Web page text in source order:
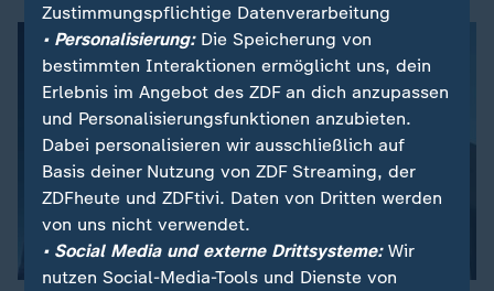
Zustimmungspflichtige Datenverarbeitung
• Personalisierung:Die Speicherung von
bestimmten Interaktionen ermöglicht uns, dein
Erlebnis im Angebot des ZDF an dich anzupassen
und Personalisierungsfunktionen anzubieten.
Dabei personalisieren wir ausschließlich auf
Basis deiner Nutzung von ZDF Streaming, der
ZDFheute und ZDFtivi. Daten von Dritten werden
von uns nicht verwendet.
• Social Media und externe Drittsysteme:Wir
nutzen Social-Media-Tools und Dienste von